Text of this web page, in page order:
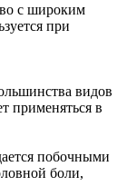
с широким
при
видов
применяться в
побочными
боли,